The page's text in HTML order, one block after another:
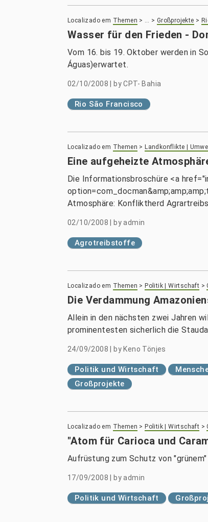
Localizado em Themen > … > Großprojekte >
Wasser für den Frieden -
Vom 16. bis 19. Oktober werden in
Águas)erwartet.
02/10/2008 byCPT- Bahia
Rio São Francisco
Localizado em Themen > Landkonflikte |
Eine aufgeheizte
Die Informationsbroschüre <a
Atmosphäre: Konfliktherd
02/10/2008 byadmin
Agrotreibstoffe
Localizado em Themen > Politik | Wirtschaft >
Die Verdammung
Allein in den nächsten zwei Jahren
prominentesten sicherlich die
24/09/2008 by Keno Tönjes
Politik und Wirtschaft
Großprojekte
Localizado em Themen > Politik | Wirtschaft >
"Atom für Carioca und
Aufrüstung zum Schutz von
17/09/2008 byadmin
Politik und Wirtschaft